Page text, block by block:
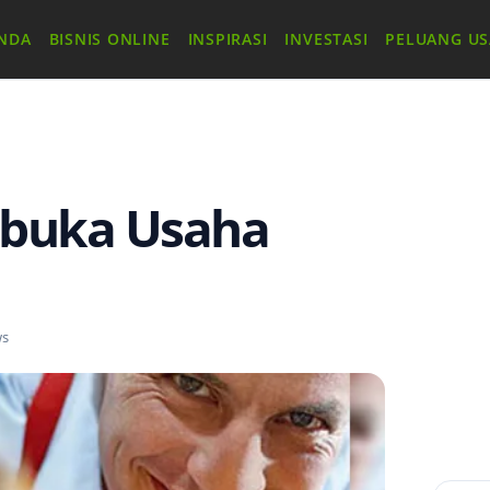
BISNIS ONLINE INSPIRASI INVESTASI PELUANG
Usaha